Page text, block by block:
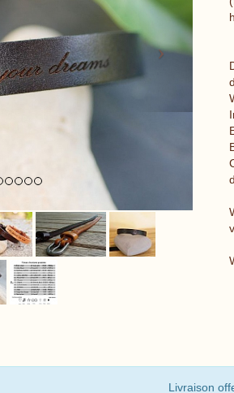
Livraison